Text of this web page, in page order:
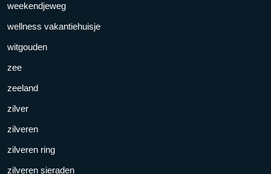
weekendjeweg
wellness vakantiehuisje
witgouden
zee
zeeland
zilver
zilveren
zilveren ring
zilveren sieraden